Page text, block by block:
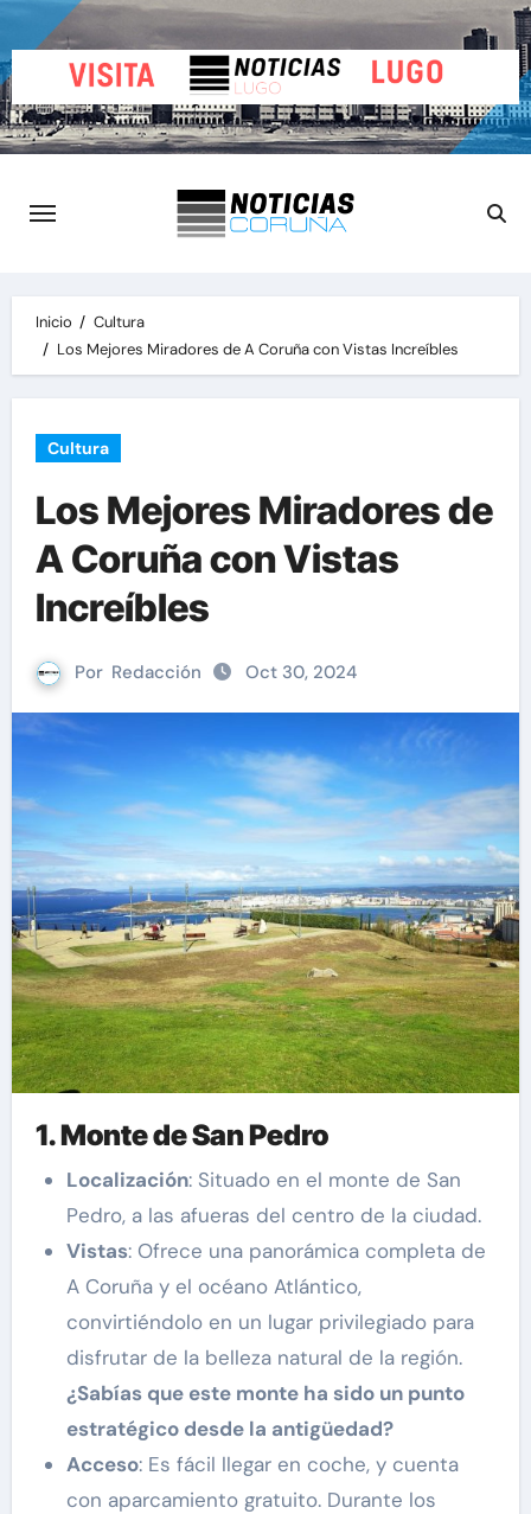
al
contenido
Inicio
Cultura
Los Mejores Miradores de A Coruña con Vistas Increíbles
Cultura
Los Mejores Miradores de
A Coruña con Vistas
Increíbles
Por Redacción Oct 30, 2024
1. Monte de San Pedro
Localización: Situado en el monte de San
Pedro, a las afueras del centro de la ciudad.
Vistas: Ofrece una panorámica completa de
A Coruña y el océano Atlántico,
convirtiéndolo en un lugar privilegiado para
disfrutar de la belleza natural de la región.
¿Sabías que este monte ha sido un punto
estratégico desde la antigüedad?
Acceso: Es fácil llegar en coche, y cuenta
con aparcamiento gratuito. Durante los